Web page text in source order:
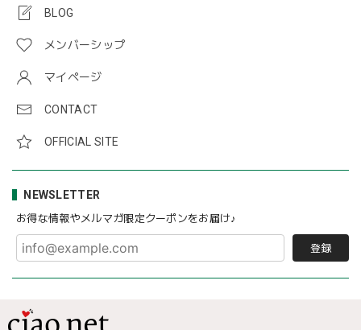
BLOG
メンバーシップ
マイページ
CONTACT
OFFICIAL SITE
NEWSLETTER
お得な情報やメルマガ限定クーポンをお届け♪
登録